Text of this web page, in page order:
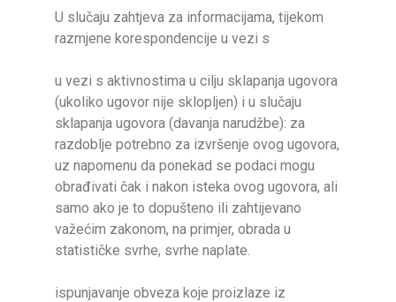
U slučaju zahtjeva za informacijama, tijekom
razmjene korespondencije u vezi s
u vezi s aktivnostima u cilju sklapanja ugovora
(ukoliko ugovor nije sklopljen) i u slučaju
sklapanja ugovora (davanja narudžbe): za
razdoblje potrebno za izvršenje ovog ugovora,
uz napomenu da ponekad se podaci mogu
obrađivati ​​čak i nakon isteka ovog ugovora, ali
samo ako je to dopušteno ili zahtijevano
važećim zakonom, na primjer, obrada u
statističke svrhe, svrhe naplate.
ispunjavanje obveza koje proizlaze iz